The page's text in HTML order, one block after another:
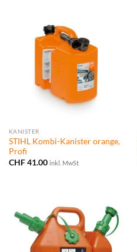
KANISTER
STIHL Kombi-Kanister orange,
Profi
CHF41.00 inkl. MwSt